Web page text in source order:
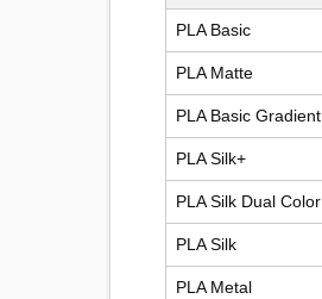
PLA Basic
PLA Matte
PLA Basic Gradient
PLA Silk+
PLA Silk Dual Color
PLA Silk
PLA Metal